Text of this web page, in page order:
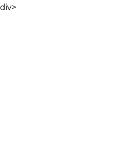
div>